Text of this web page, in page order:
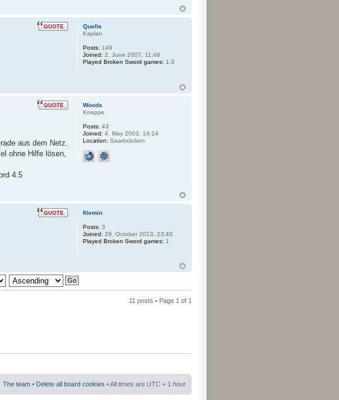
Quelle
Kaplan
Posts: 149
Joined: 2. June 2007, 11:48
Played Broken Sword games: 1-3
aus dem Netz.
ohne Hilfe lösen,
4.5
Woods
Knappe
Posts: 43
Joined: 4. May 2003, 14:14
Location: Saarbrücken
filemin
Posts: 3
Joined: 29. October 2013, 23:40
Played Broken Sword games: 1
11 posts • Page 1 of 1
The team • Delete all board cookies • All times are UTC + 1 hour